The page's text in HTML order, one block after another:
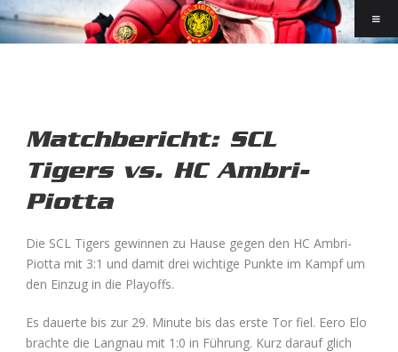
Matchbericht: SCL
Tigers vs. HC Ambri-
Piotta
Die SCL Tigers gewinnen zu Hause gegen den HC Ambri-
Piotta mit 3:1 und damit drei wichtige Punkte im Kampf um
den Einzug in die Playoffs.
Es dauerte bis zur 29. Minute bis das erste Tor fiel. Eero Elo
brachte die Langnau mit 1:0 in Führung. Kurz darauf glich